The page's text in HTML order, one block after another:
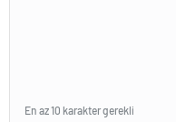
En az 10 karakter gerekli